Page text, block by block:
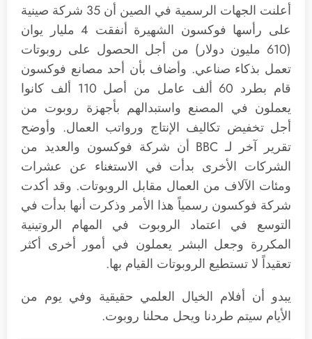
أعلنت الجهات الرسمية في الصين أن 35 شركة صينية
على رأسها فوكسون الشهيرة أنفقت 4 مليار يوان
(610 مليون دولار) من أجل الحصول على روبوتات
تعمل بذكاء صناعي. وأضاف بأن أحد مصانع فوكسون
قام بطرد 60 ألف عامل من أصل 110 ألف كانوا
يعملون في المصنع واستبدالهم بأجهزة روبوت من
أجل تخفيض تكاليف الإنتاج ورواتب العمال. وأوضح
تقرير آخر لـ BBC أن شركة فوكسون والعديد من
الشركات الأخرى بدأت في الاستغناء عن عشرات
ومئات الآلاف من العمال مقابل الروبوتات. وقد أكدت
شركة فوكسون رسمياً هذا الأمر وذكرت أنها بدأت في
التوسع في اعتماد الروبوت في المهام الروتينية
المكررة وجعل البشر يعملون في أمور أخرى أكثر
تعقيداً لا تستطيع الروبوتات القيام بها.
يبدو أن أفلام الخيال العلمي حقيقية وفي يوم من
الأيام سيتم طردنا ويحل محلنا روبوت.